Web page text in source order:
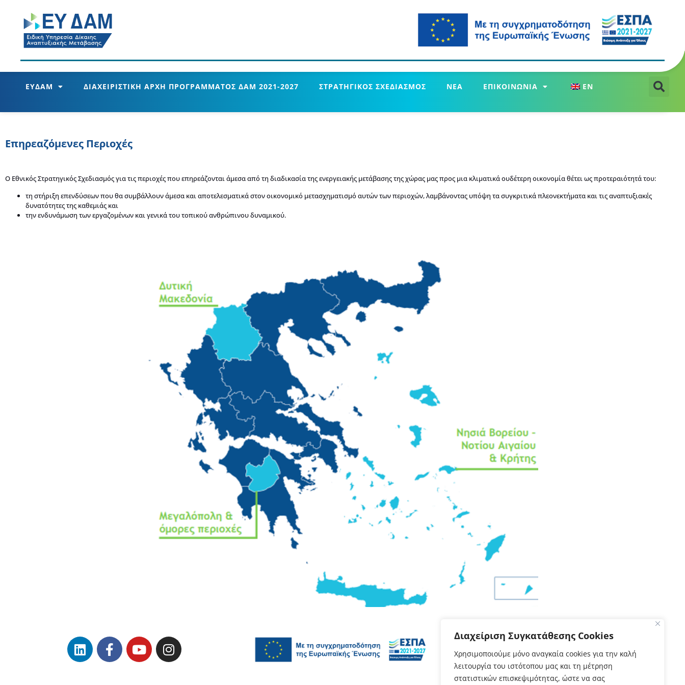
Διαχείριση Συγκατάθεσης Cookies
Χρησιμοποιούμε μόνο αναγκαία cookies για την καλή
λειτουργία του ιστότοπου μας και τη μέτρηση
στατιστικών επισκεψιμότητας, ώστε να σας
ΕΥΔΑΜ ΔΙΑΧΕΙΡΙΣΤΙΚΗ ΑΡΧΗ ΠΡΟΓΡΑΜΜΑΤΟΣ ΔΑΜ 2021-2027 ΣΤΡΑΤΗΓΙΚΟΣ ΣΧΕΔΙΑΣΜΟΣ ΝΕΑ ΕΠΙΚΟΙΝΩΝΙΑ EN
Επηρεαζόμενες Περιοχές
Ο Εθνικός Στρατηγικός Σχεδιασμός για τις περιοχές που επηρεάζονται άμεσα από τη διαδικασία της ενεργειακής μετάβασης της χώρας μας προς μια κλιματικά ουδέτερη οικονομία θέτει ως προτεραιότητά του:
τη στήριξη επενδύσεων που θα συμβάλλουν άμεσα και αποτελεσματικά στον οικονομικό μετασχηματισμό αυτών των περιοχών, λαμβάνοντας υπόψη τα συγκριτικά πλεονεκτήματα και τις αναπτυξιακές
δυνατότητες της καθεμιάς και
την ενδυνάμωση των εργαζομένων και γενικά του τοπικού ανθρώπινου δυναμικού.